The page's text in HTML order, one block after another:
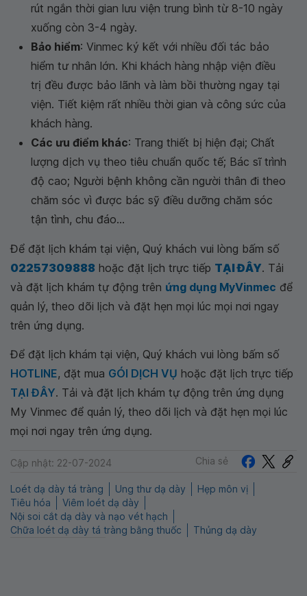
rút ngắn thời gian lưu viện trung bình từ 8-10 ngày
xuống còn 3-4 ngày.
Bảo hiểm: Vinmec ký kết với nhiều đối tác bảo
hiểm tư nhân lớn. Khi khách hàng nhập viện điều
trị đều được bảo lãnh và làm bồi thường ngay tại
viện. Tiết kiệm rất nhiều thời gian và công sức của
khách hàng.
Các ưu điểm khác: Trang thiết bị hiện đại; Chất
lượng dịch vụ theo tiêu chuẩn quốc tế; Bác sĩ trình
độ cao; Người bệnh không cần người thân đi theo
chăm sóc vì được bác sỹ điều dưỡng chăm sóc
tận tình, chu đáo...
Để đặt lịch khám tại viện, Quý khách vui lòng bấm số
02257309888 hoặc đặt lịch trực tiếp TẠI ĐÂY. Tải
và đặt lịch khám tự động trên ứng dụng MyVinmec để
quản lý, theo dõi lịch và đặt hẹn mọi lúc mọi nơi ngay
trên ứng dụng.
Để đặt lịch khám tại viện, Quý khách vui lòng bấm số
HOTLINE, đặt mua GÓI DỊCH VỤ hoặc đặt lịch trực tiếp
TẠI ĐÂY. Tải và đặt lịch khám tự động trên ứng dụng
My Vinmec để quản lý, theo dõi lịch và đặt hẹn mọi lúc
mọi nơi ngay trên ứng dụng.
Cập nhật: 22-07-2024 Chia sẻ
Loét dạ dày tá tràng Ung thư dạ dày
Hẹp môn vị
Tiêu hóa
Viêm loét dạ dày
Nội soi cắt dạ dày và nạo vét hạch
Chữa loét dạ dày tá tràng bằng thuốc
Thủng dạ dày